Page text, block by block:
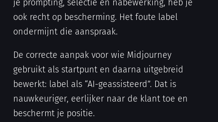
je prompting, selectie en nabewerking, heb je
ook recht op bescherming. Het foute label
ondermijnt die aanspraak.
De correcte aanpak voor wie Midjourney
gebruikt als startpunt en daarna uitgebreid
bewerkt: label als “AI-geassisteerd”. Dat is
nauwkeuriger, eerlijker naar de klant toe en
beschermt je positie.